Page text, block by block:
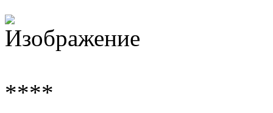
****